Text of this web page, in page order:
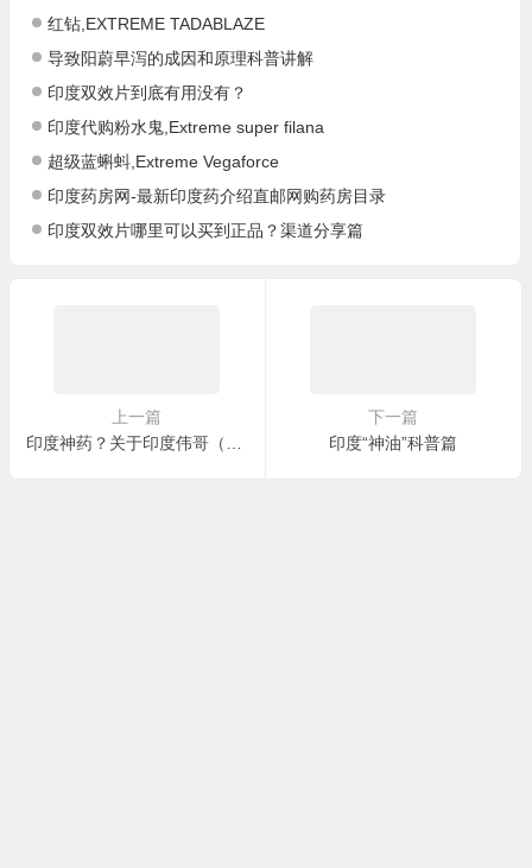
红钻,EXTREME TADABLAZE
导致阳蔚早泻的成因和原理科普讲解
印度双效片到底有用没有？
印度代购粉水鬼,Extreme super filana
超级蓝蝌蚪,Extreme Vegaforce
印度药房网-最新印度药介绍直邮网购药房目录
印度双效片哪里可以买到正品？渠道分享篇
上一篇
下一篇
印度“神油”科普篇